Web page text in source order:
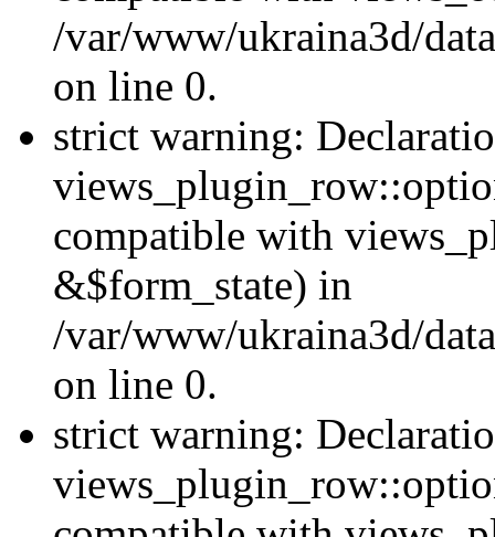
/var/www/ukraina3d/
on line 0.
strict warning:
compatible with
&$form_state) in
/var/www/ukraina3d/
on line 0.
strict warning: